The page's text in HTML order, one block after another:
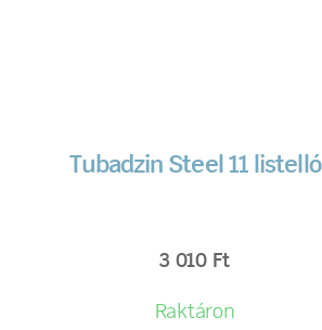
Tubadzin Steel 11 listelló
3 010 Ft
Raktáron